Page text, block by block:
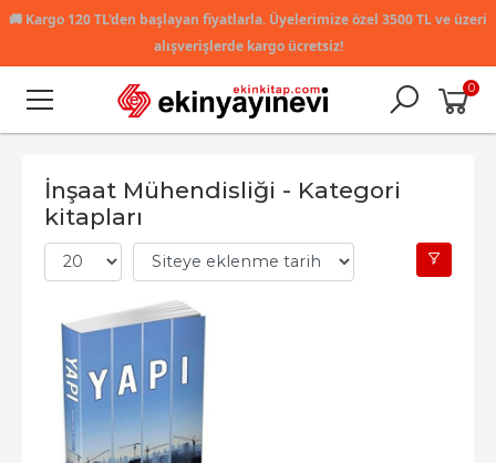
🚚 Kargo 120 TL'den başlayan fiyatlarla. Üyelerimize özel 3500 TL ve üzeri
alışverişlerde kargo ücretsiz!
0
İnşaat Mühendisliği - Kategori
kitapları